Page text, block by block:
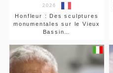
2026
Honfleur : Des sculptures
monumentales sur le Vieux
Bassin…